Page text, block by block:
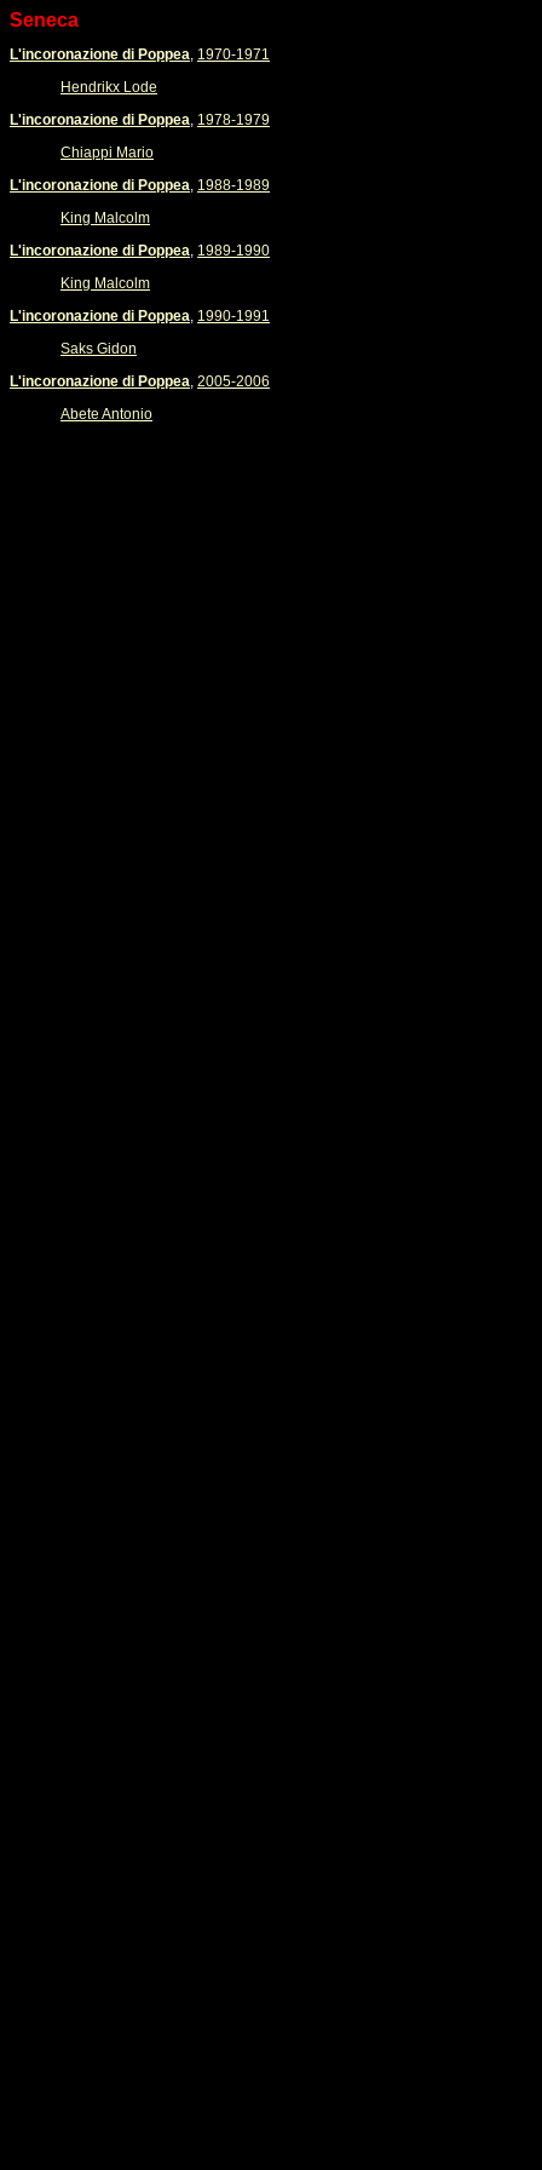
Seneca
L'incoronazione di Poppea, 1970-1971
Hendrikx Lode
L'incoronazione di Poppea, 1978-1979
Chiappi Mario
L'incoronazione di Poppea, 1988-1989
King Malcolm
L'incoronazione di Poppea, 1989-1990
King Malcolm
L'incoronazione di Poppea, 1990-1991
Saks Gidon
L'incoronazione di Poppea, 2005-2006
Abete Antonio